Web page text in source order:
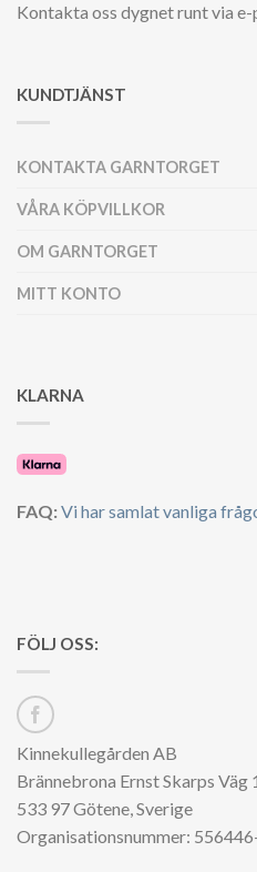
Kontakta oss dygnet runt via
KUNDTJÄNST
KONTAKTA GARNTORGET
VÅRA KÖPVILLKOR
OM GARNTORGET
MITT KONTO
KLARNA
FAQ:Vi har samlat vanliga
FÖLJ OSS:
Kinnekullegården AB
Brännebrona Ernst Skarps Väg
533 97 Götene, Sverige
Organisationsnummer: